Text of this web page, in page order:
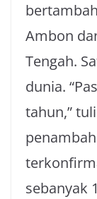
Ambon
Tengah.
dunia.
tahun,”
sebanyak